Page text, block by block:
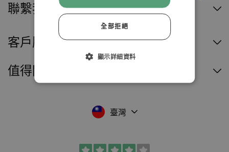
接受
聯繫我們
客戶服務
值得閱讀
臺灣
全部拒絕
顯示詳細資料